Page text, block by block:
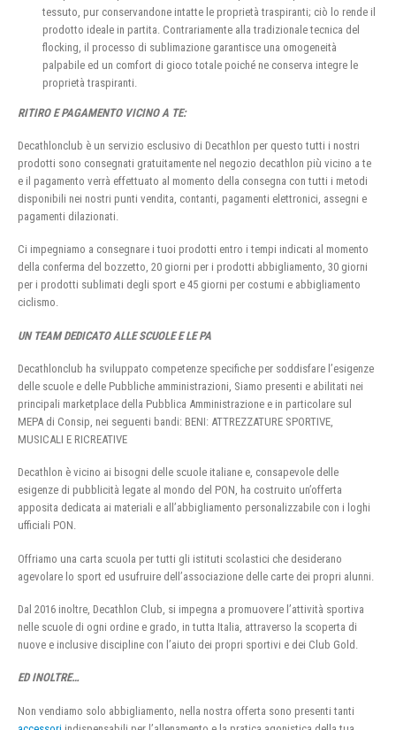
tessuto, pur conservandone intatte le proprietà traspiranti; ciò lo rende il
prodotto ideale in partita. Contrariamente alla tradizionale tecnica del
flocking, il processo di sublimazione garantisce una omogeneità
palpabile ed un comfort di gioco totale poiché ne conserva integre le
proprietà traspiranti.
RITIRO E PAGAMENTO VICINO A TE:
Decathlonclub è un servizio esclusivo di Decathlon per questo tutti i nostri
prodotti sono consegnati gratuitamente nel negozio decathlon più vicino a te
e il pagamento verrà effettuato al momento della consegna con tutti i metodi
disponibili nei nostri punti vendita, contanti, pagamenti elettronici, assegni e
pagamenti dilazionati.
Ci impegniamo a consegnare i tuoi prodotti entro i tempi indicati al momento
della conferma del bozzetto, 20 giorni per i prodotti abbigliamento, 30 giorni
per i prodotti sublimati degli sport e 45 giorni per costumi e abbigliamento
ciclismo.
UN TEAM DEDICATO ALLE SCUOLE E LE PA
Decathlonclub ha sviluppato competenze specifiche per soddisfare l’esigenze
delle scuole e delle Pubbliche amministrazioni, Siamo presenti e abilitati nei
principali marketplace della Pubblica Amministrazione e in particolare sul
MEPA di Consip, nei seguenti bandi: BENI: ATTREZZATURE SPORTIVE,
MUSICALI E RICREATIVE
Decathlon è vicino ai bisogni delle scuole italiane e, consapevole delle
esigenze di pubblicità legate al mondo del PON, ha costruito un’offerta
apposita dedicata ai materiali e all’abbigliamento personalizzabile con i loghi
ufficiali PON.
Offriamo una carta scuola per tutti gli istituti scolastici che desiderano
agevolare lo sport ed usufruire dell’associazione delle carte dei propri alunni.
Dal 2016 inoltre, Decathlon Club, si impegna a promuovere l’attività sportiva
nelle scuole di ogni ordine e grado, in tutta Italia, attraverso la scoperta di
nuove e inclusive discipline con l’aiuto dei propri sportivi e dei Club Gold.
ED INOLTRE…
Non vendiamo solo abbigliamento, nella nostra offerta sono presenti tanti